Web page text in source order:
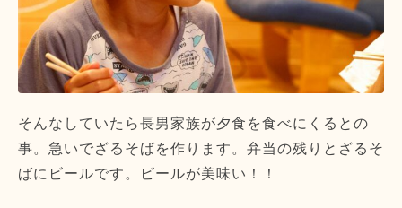
そんなしていたら長男家族が夕食を食べにくるとの
事。急いでざるそばを作ります。弁当の残りとざるそ
ばにビールです。ビールが美味い！！